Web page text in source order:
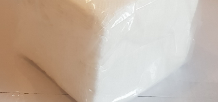
Salveta 28x28, 1 sloj, 100/1